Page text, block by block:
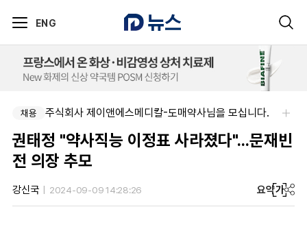
ENG
채용 부광약품-본사 사업개발 팀원&팀장 채용
채용 주식회사 제이앤에스메디칼-도매약사님을 모십니다.
권태정 "약사직능 이정표 사라졌다"...문재빈
전 의장 추모
강신국 2024-09-09 14:28:26 요약가